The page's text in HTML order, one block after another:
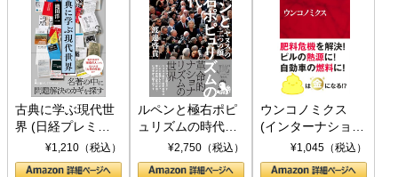
古典に学ぶ現代世
界 (日経プレミア
シリーズ)¥1,210（税込）
ルペンと極右ポピ
ュリズムの時代：
〈ヤヌス〉の二つ
の顔
¥2,750（税込）
ウンコノミクス
(インターナショナ
ル新書)¥1,045（税込）